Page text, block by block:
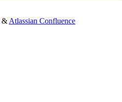
& Atlassian Confluence